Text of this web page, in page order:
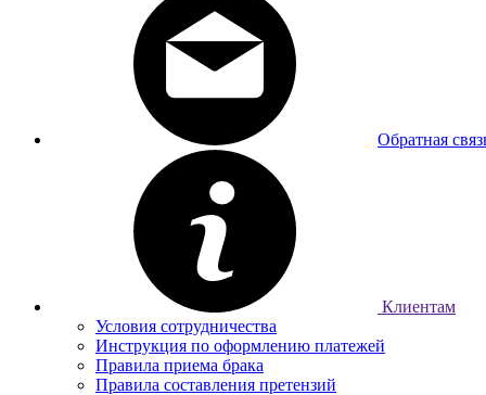
Обратная
Клиентам
Условия сотрудничества
Инструкция по оформлению платежей
Правила приема брака
Правила составления претензий